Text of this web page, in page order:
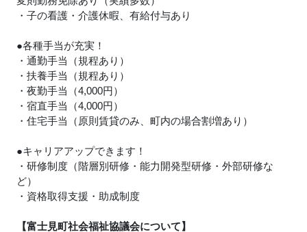
・子の看護・介護休暇、有給付与あり
●各種手当が充実！
・通勤手当（規程あり）
・扶養手当（規程あり）
・夜勤手当（4,000円）
・宿直手当（4,000円）
・住宅手当（原則賃貸のみ、町内の場合割増あり）
●キャリアアップできます！
・研修制度（階層別研修・能力開発型研修・外部研修な
ど）
・資格取得支援・助成制度
【富士見町社会福祉協議会について】